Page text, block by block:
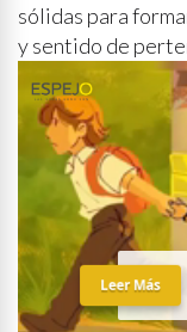
sólidas para
y sentido de
Leer Más